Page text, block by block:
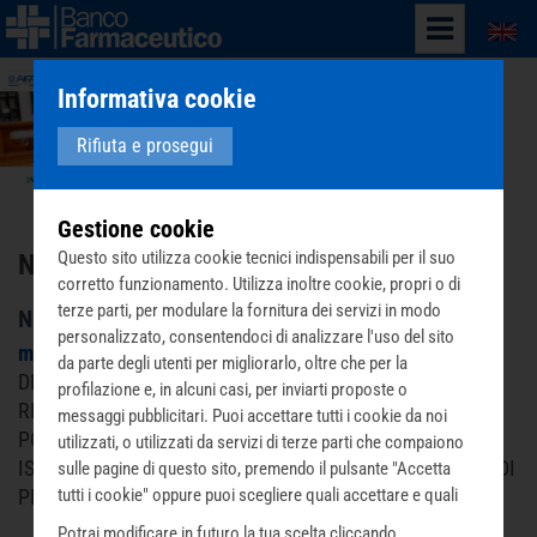
NEWSLETTER - 2014
NEWSLETTER | LUGLIO2013
mercoledì 23 aprile 2014
MEETING2013: I TESTIMONI
DELLE OPERE RACCONTANO MEETING2013: VIENI A
RIMINI E DONA I FARMACI VALIDI CHE NON USI PIU' LA
POVERTA' SANITARIA PROTAGONISTA AL MEETING2013
ISTAT: IN ITALIA QUASI 10MILIONI DI POVERI 60 SECONDI
PER IL BANCO FARMACEUTICO
Informativa cookie
Rifiuta e prosegui
Gestione cookie
Questo sito utilizza cookie tecnici indispensabili per il suo
corretto funzionamento. Utilizza inoltre cookie, propri o di
terze parti, per modulare la fornitura dei servizi in modo
personalizzato, consentendoci di analizzare l'uso del sito
da parte degli utenti per migliorarlo, oltre che per la
profilazione e, in alcuni casi, per inviarti proposte o
messaggi pubblicitari. Puoi accettare tutti i cookie da noi
utilizzati, o utilizzati da servizi di terze parti che compaiono
sulle pagine di questo sito, premendo il pulsante "Accetta
tutti i cookie" oppure puoi scegliere quali accettare e quali
rifiutare premendo il pulsante "Personalizza scelta cookie".